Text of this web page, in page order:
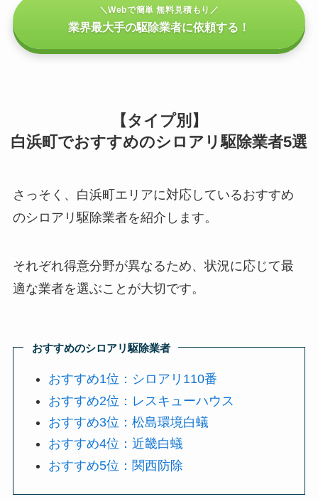
＼Webで簡単 無料見積もり／
業界最大手の駆除業者に依頼する！
【タイプ別】
白浜町でおすすめのシロアリ駆除業者5選
さっそく、白浜町エリアに対応しているおすすめ
のシロアリ駆除業者を紹介します。
それぞれ得意分野が異なるため、状況に応じて最
適な業者を選ぶことが大切です。
おすすめのシロアリ駆除業者
おすすめ1位：シロアリ110番
おすすめ2位：レスキューハウス
おすすめ3位：松島環境白蟻
おすすめ4位：近畿白蟻
おすすめ5位：関西防除